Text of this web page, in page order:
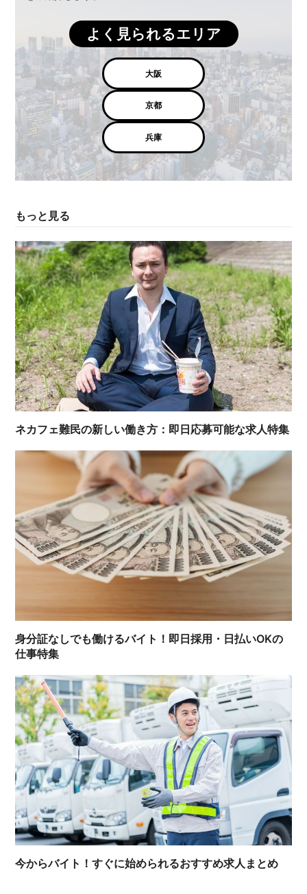
よく見られるエリア
大阪
京都
兵庫
もっと見る
ネカフェ難民の新しい働き方：即日応募可能な求人特集
身分証なしでも働けるバイト！即日採用・日払いOKの
仕事特集
今からバイト！すぐに始められるおすすめ求人まとめ